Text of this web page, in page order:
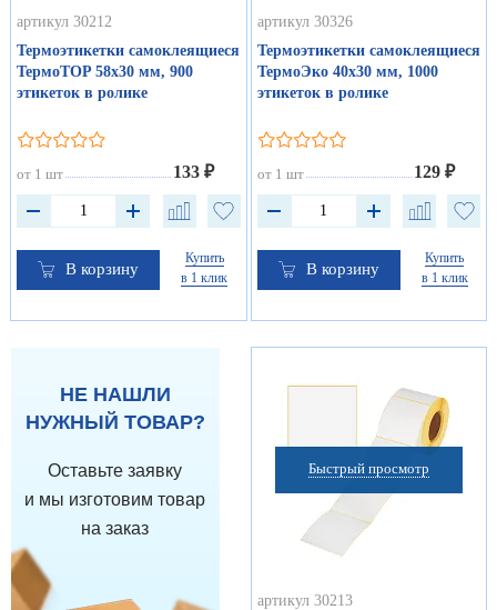
артикул 30212
Термоэтикетки самоклеящиеся
ТермоTOP 58х30 мм, 900
этикеток в ролике
от 1 шт 133 ₽
В корзину
Купить
в 1 клик
артикул 30326
Термоэтикетки самоклеящиеся
ТермоЭко 40х30 мм, 1000
этикеток в ролике
от 1 шт 129 ₽
В корзину
Купить
в 1 клик
НЕ НАШЛИ
НУЖНЫЙ ТОВАР?
Оставьте заявку
и мы изготовим товар
на заказ
Быстрый просмотр
артикул 30213